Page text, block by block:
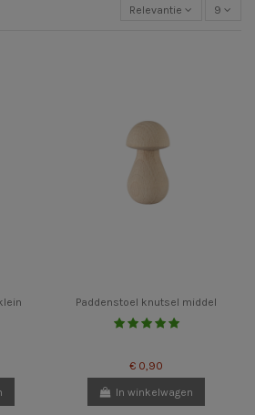
Relevantie 9
Paddenstoel knutsel middel
€ 0,90
In winkelwagen